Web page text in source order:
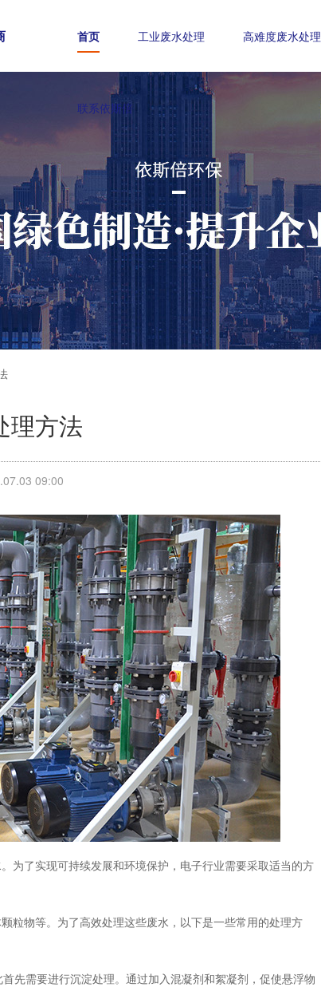
首页 工业废水处理 高难度废水处理
联系依斯倍
理方法
09:00
为了实现可持续发展和环境保护，电子行业需要采取适当的方
粒物等。为了高效处理这些废水，以下是一些常用的处理方
先需要进行沉淀处理。通过加入混凝剂和絮凝剂，促使悬浮物